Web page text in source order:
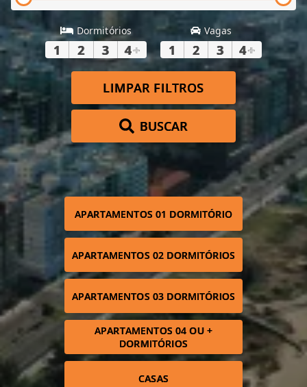
Dormitórios
1 2 3 4+
Vagas
1 2 3 4+
LIMPAR FILTROS
BUSCAR
APARTAMENTOS 01 DORMITÓRIO
APARTAMENTOS 02 DORMITÓRIOS
APARTAMENTOS 03 DORMITÓRIOS
APARTAMENTOS 04 OU +
DORMITÓRIOS
CASAS